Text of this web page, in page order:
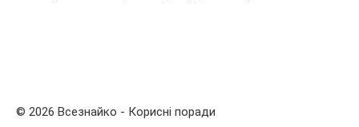
© 2026 Всезнайко - Корисні поради